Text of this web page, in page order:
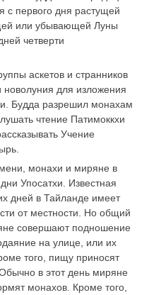
с первого дня растущей
или убывающей Луны
четверти
аскетов и странников
новолуния для изложения
Будда разрешил монахам
чтение Патимоккхи
Учение
монахи и миряне в
Упосатхи. Известная
дней в Тайланде имеет
от местности. Но общий
совершают подношение
на улице, или их
того, пищу приносят
в этот день миряне
монахов. Кроме того,